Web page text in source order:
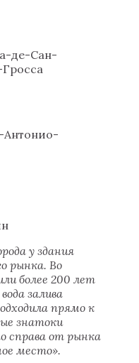
де-Сан-
Антонио-
у здания
рынка. Во
более 200 лет
залива
прямо к
знатоки
справа от рынка
место».